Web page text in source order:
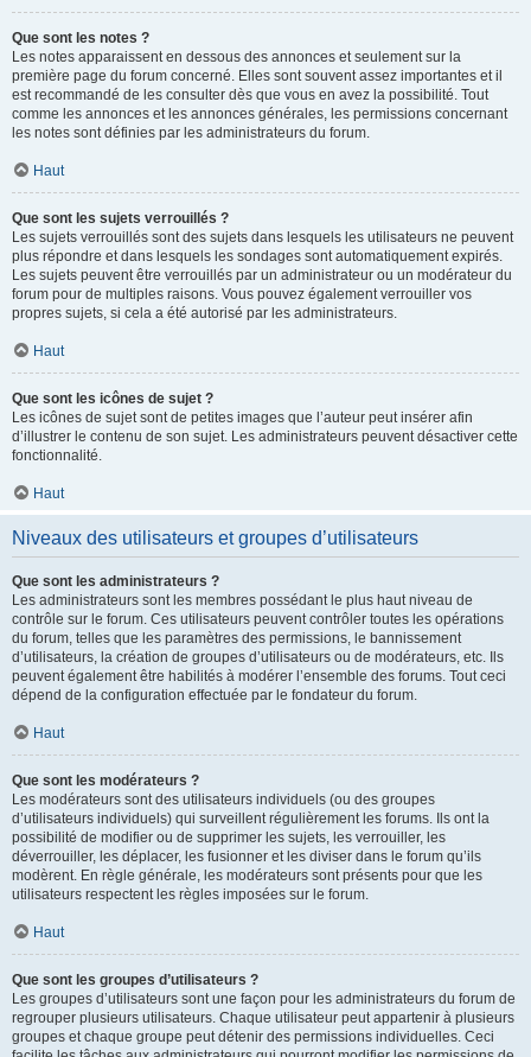
Que sont les notes ?
Les notes apparaissent en dessous des annonces et seulement sur la
première page du forum concerné. Elles sont souvent assez importantes et il
est recommandé de les consulter dès que vous en avez la possibilité. Tout
comme les annonces et les annonces générales, les permissions concernant
les notes sont définies par les administrateurs du forum.
Haut
Que sont les sujets verrouillés ?
Les sujets verrouillés sont des sujets dans lesquels les utilisateurs ne peuvent
plus répondre et dans lesquels les sondages sont automatiquement expirés.
Les sujets peuvent être verrouillés par un administrateur ou un modérateur du
forum pour de multiples raisons. Vous pouvez également verrouiller vos
propres sujets, si cela a été autorisé par les administrateurs.
Haut
Que sont les icônes de sujet ?
Les icônes de sujet sont de petites images que l’auteur peut insérer afin
d’illustrer le contenu de son sujet. Les administrateurs peuvent désactiver cette
fonctionnalité.
Haut
Niveaux des utilisateurs et groupes d’utilisateurs
Que sont les administrateurs ?
Les administrateurs sont les membres possédant le plus haut niveau de
contrôle sur le forum. Ces utilisateurs peuvent contrôler toutes les opérations
du forum, telles que les paramètres des permissions, le bannissement
d’utilisateurs, la création de groupes d’utilisateurs ou de modérateurs, etc. Ils
peuvent également être habilités à modérer l’ensemble des forums. Tout ceci
dépend de la configuration effectuée par le fondateur du forum.
Haut
Que sont les modérateurs ?
Les modérateurs sont des utilisateurs individuels (ou des groupes
d’utilisateurs individuels) qui surveillent régulièrement les forums. Ils ont la
possibilité de modifier ou de supprimer les sujets, les verrouiller, les
déverrouiller, les déplacer, les fusionner et les diviser dans le forum qu’ils
modèrent. En règle générale, les modérateurs sont présents pour que les
utilisateurs respectent les règles imposées sur le forum.
Haut
Que sont les groupes d’utilisateurs ?
Les groupes d’utilisateurs sont une façon pour les administrateurs du forum de
regrouper plusieurs utilisateurs. Chaque utilisateur peut appartenir à plusieurs
groupes et chaque groupe peut détenir des permissions individuelles. Ceci